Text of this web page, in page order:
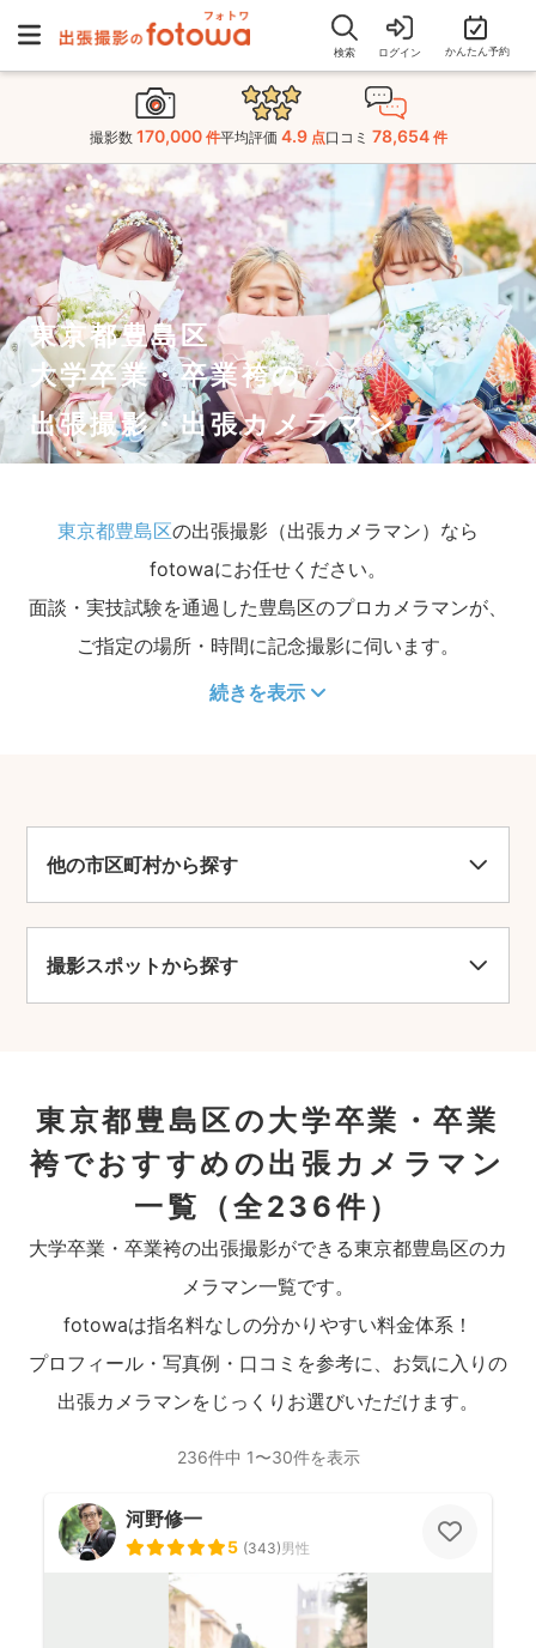
検索 ログイン かんたん予約
撮影数 170,000 件平均評価 4.9 点口コミ 78,654 件
東京都豊島区
大学卒業・卒業袴の
出張撮影・出張カメラマン
東京都豊島区の出張撮影（出張カメラマン）なら
fotowaにお任せください。
面談・実技試験を通過した豊島区のプロカメラマンが、
ご指定の場所・時間に記念撮影に伺います。
続きを表示
他の市区町村から探す
撮影スポットから探す
東京都豊島区の大学卒業・卒業
袴でおすすめの出張カメラマン
一覧
（全236件）
大学卒業・卒業袴の出張撮影ができる東京都豊島区のカ
メラマン一覧です。
fotowaは指名料なしの分かりやすい料金体系！
プロフィール・写真例・口コミを参考に、お気に入りの
出張カメラマンをじっくりお選びいただけます。
236件中 1〜30件を表示
河野修一
5 (343)男性